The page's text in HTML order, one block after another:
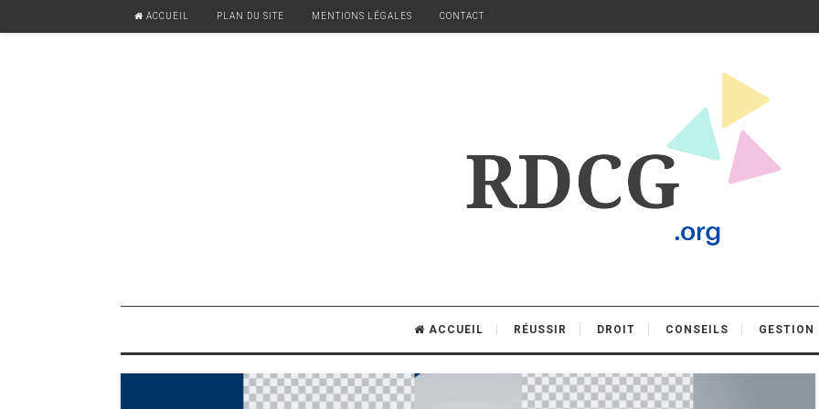
ACCUEIL PLAN DU SITE MENTIONS LÉGALES CONTACT
ACCUEIL RÉUSSIR DROIT CONSEILS GESTION